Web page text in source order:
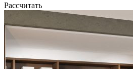
Рассчитать